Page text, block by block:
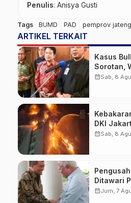
Penulis: Anisya Gusti
Tags BUMD PAD pemprov jateng
ARTIKEL TERKAIT
Kasus
Sorotan,
Bersama
calendar_monthSab, 8
DKI
dan 3
calendar_monthSab, 8
Ditawari
Pasar
calendar_monthJum, 7